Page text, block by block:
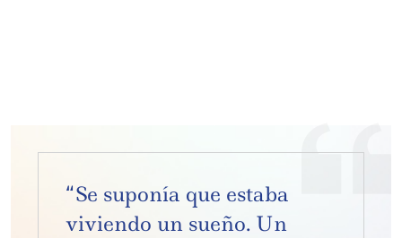
“Se suponía que estaba
viviendo un sueño. Un